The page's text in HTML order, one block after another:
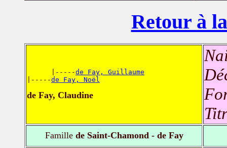
Retour à
      |-----
de Fay, Guillaume
|-----de Fay, Noël
de Fay, Claudine
Famillede Saint-Chamond - de Fay